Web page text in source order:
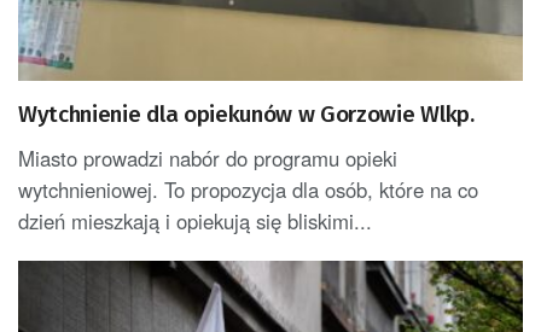
Wytchnienie dla opiekunów w Gorzowie Wlkp.
Miasto prowadzi nabór do programu opieki
wytchnieniowej. To propozycja dla osób, które na co
dzień mieszkają i opiekują się bliskimi...